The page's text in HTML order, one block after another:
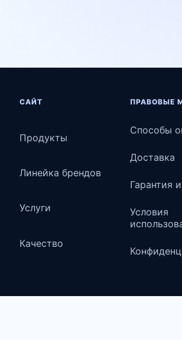
САЙТ
Продукты
Линейка брендов
Услуги
Качество
ПРАВОВЫЕ
Способы
Доставка
Гарантия
Условия